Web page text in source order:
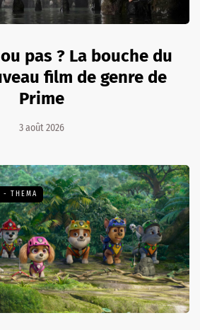
pas ? La bouche du
film de genre de
Prime
3 août 2026
- THEMA